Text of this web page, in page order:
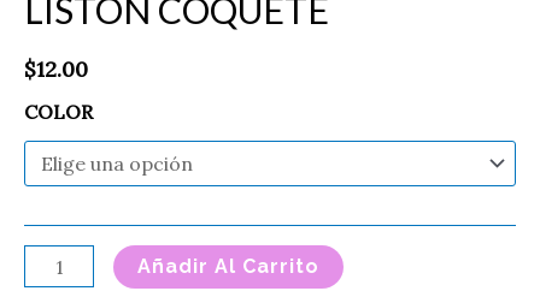
LISTON COQUETE
$12.00
COLOR
Añadir Al Carrito